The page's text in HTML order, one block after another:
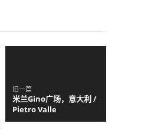
旧一篇
米兰Gino广场，意大利 /
Pietro Valle